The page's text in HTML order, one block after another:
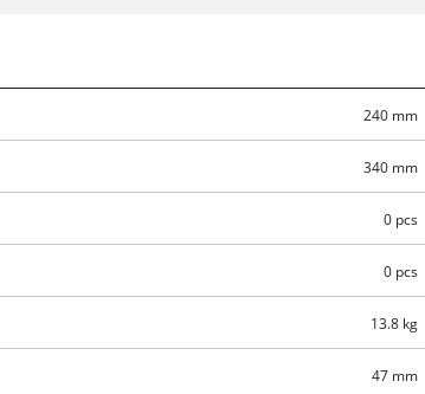
240 mm
340 mm
0 pcs
0 pcs
13.8 kg
47 mm